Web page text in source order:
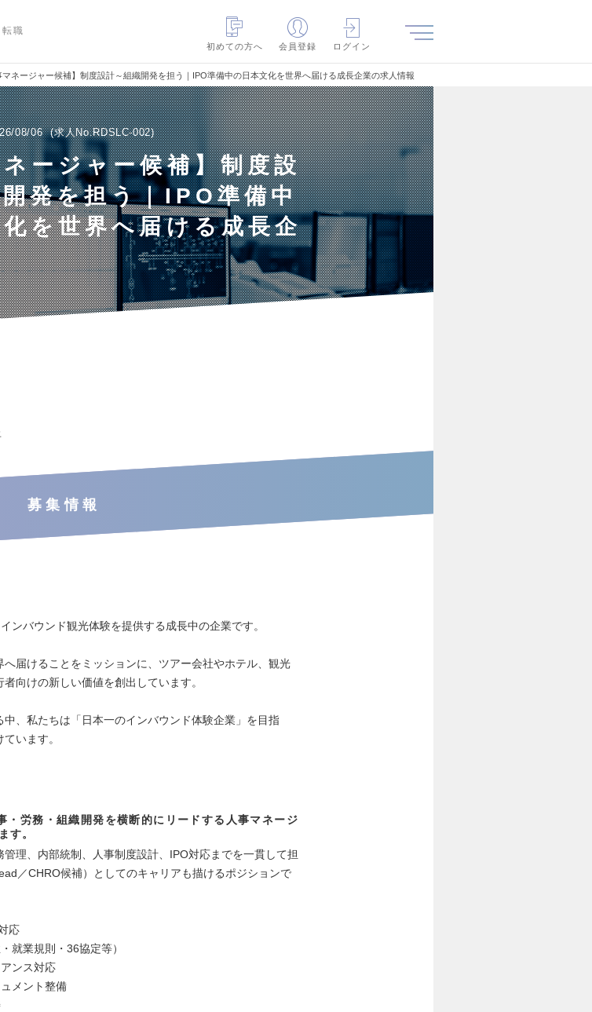
職
初めての方へ
会員登録 ログイン
マネージャー候補】制度設計～組織開発を担う｜IPO準備中の日本文化を世界へ届ける成長企業の求人情報
08/06 求人No.RDSLC-002
ージャー候補】制度設
発を担う｜IPO準備中
を世界へ届ける成長企
募集情報
ンバウンド観光体験を提供する成長中の企業です。
届けることをミッションに、ツアー会社やホテル、観光
向けの新しい価値を創出しています。
、私たちは「日本一のインバウンド体験企業」を目指
います。
・労務・組織開発を横断的にリードする人事マネージ
す。
理、内部統制、人事制度設計、IPO対応までを一貫して担
／CHRO候補）としてのキャリアも描けるポジションで
応
就業規則・36協定等）
ンス対応
メント整備